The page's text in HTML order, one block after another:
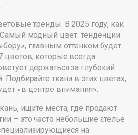
тренды. В 2025 году, как
модный цвет: тенденции
главным оттенком будет
цветов, которые всегда
держаться за глубокий
ткани в этих цветах,
«в центре внимания».
ищите места, где продают
– это часто небольшие ателье
на